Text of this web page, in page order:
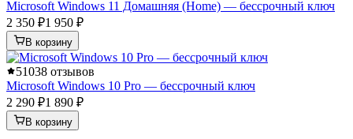
Microsoft Windows 11 Домашняя (Home) — бессрочный ключ
2 350 ₽1 950 ₽
В корзину
51038 отзывов
Microsoft Windows 10 Pro — бессрочный ключ
2 290 ₽1 890 ₽
В корзину